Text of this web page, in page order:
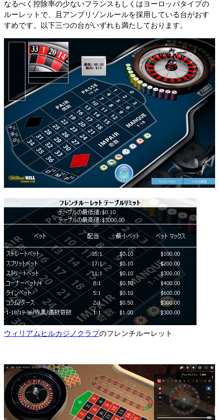
なるべく控除率の少ないフランスもしくはヨーロッパタイプの
ルーレットで、且アンプリゾンルールを採用している台がおす
すめです。以下三つの台がいずれも満たしております。
ウィリアムヒルカジノクラブのフレンチルーレット